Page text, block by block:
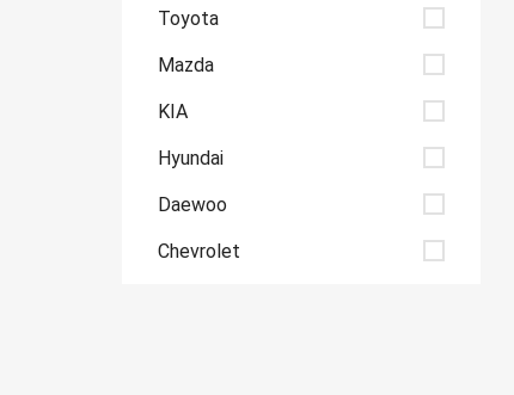
Toyota
Mazda
KIA
Hyundai
Daewoo
Chevrolet